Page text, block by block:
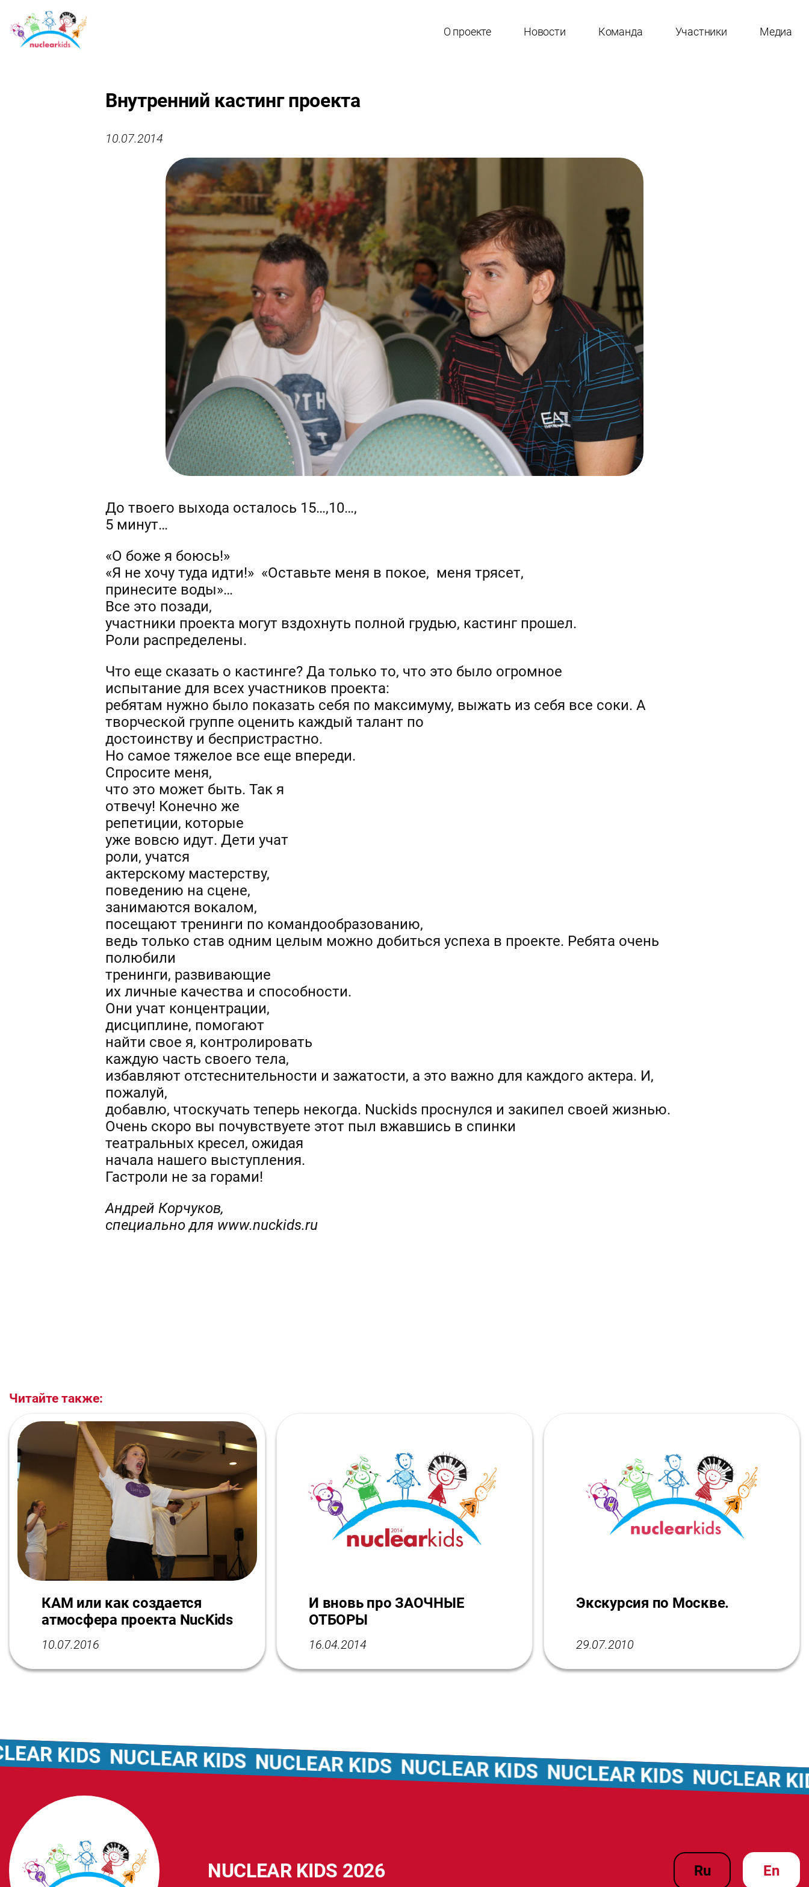
О проекте Новости Команда Участники Медиа
Внутренний кастинг проекта
10.07.2014
До твоего выхода осталось 15…,10…,
5 минут…
«О боже я боюсь!»
«Я не хочу туда идти!» «Оставьте меня в покое, меня трясет,
принесите воды»…
Все это позади,
участники проекта могут вздохнуть полной грудью, кастинг прошел.
Роли распределены.
Что еще сказать о кастинге? Да только то, что это было огромное
испытание для всех участников проекта:
ребятам нужно было показать себя по максимуму, выжать из себя все соки. А
творческой группе оценить каждый талант по
достоинству и беспристрастно.
Но самое тяжелое все еще впереди.
Спросите меня,
что это может быть. Так я
отвечу! Конечно же
репетиции, которые
уже вовсю идут. Дети учат
роли, учатся
актерскому мастерству,
поведению на сцене,
занимаются вокалом,
посещают тренинги по командообразованию,
ведь только став одним целым можно добиться успеха в проекте. Ребята очень
полюбили
тренинги, развивающие
их личные качества и способности.
Они учат концентрации,
дисциплине, помогают
найти свое я, контролировать
каждую часть своего тела,
избавляют отстеснительности и зажатости, а это важно для каждого актера. И,
пожалуй,
добавлю, чтоскучать теперь некогда. Nuckids проснулся и закипел своей жизнью.
Очень скоро вы почувствуете этот пыл вжавшись в спинки
театральных кресел, ожидая
начала нашего выступления.
Гастроли не за горами!
Андрей Корчуков,
специальнодля www.nuckids.ru
Читайте также:
КАМ или как создается
атмосфера проекта NucKids
10.07.2016
И вновь про ЗАОЧНЫЕ
ОТБОРЫ
16.04.2014
Экскурсия по Москве.
29.07.2010
NUCLEAR KIDS 2026 ru en
KIDS NUCLEAR KIDS NUCLEAR KIDS NUCLEAR KIDS NUCLEAR KIDS NUCLEAR KIDS